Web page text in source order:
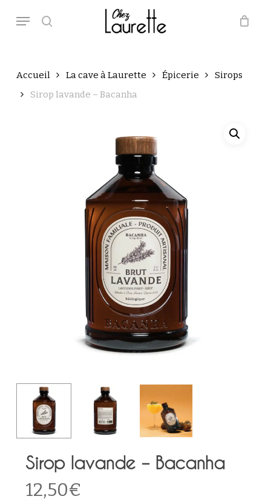
main
search
Menu
Panier Close
Accueil La cave à Laurette Épicerie
Sirops
Sirop lavande – Bacanha
Sirop lavande – Bacanha
12,50€